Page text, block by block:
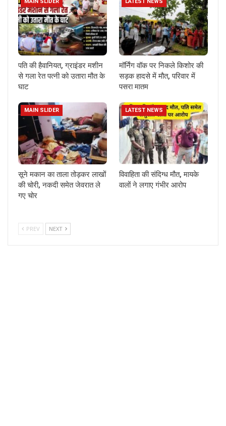
पति की हैवानियत, ग्राइंडर मशीन
से गला रेत पत्नी को उतारा मौत के
घाट
मॉर्निंग वॉक पर निकले किशोर की
सड़क हादसे में मौत, परिवार में
पसरा मातम
MAIN SLIDER
सूने मकान का ताला तोड़कर लाखों
की चोरी, नकदी समेत जेवरात ले
गए चोर
LATEST NEWS
विवाहिता की संदिग्ध मौत, मायके
वालों ने लगाए गंभीर आरोप
PREV NEXT